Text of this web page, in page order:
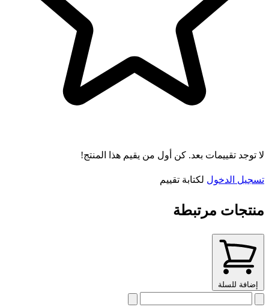
لا توجد تقييمات بعد. كن أول من يقيم هذا المنتج!
تسجيل الدخول لكتابة تقييم
منتجات مرتبطة
إضافة للسلة